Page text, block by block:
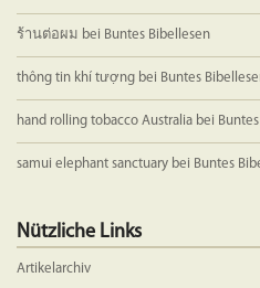
ร้านต่อผม bei Buntes Bibellesen
thông tin khí tượng bei Buntes
hand rolling tobacco Australia bei
samui elephant sanctuary bei Buntes
Nützliche Links
Artikelarchiv